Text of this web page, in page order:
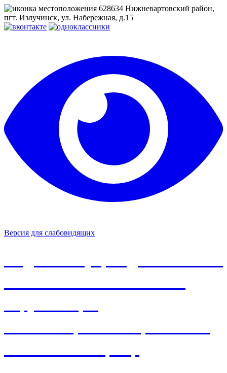
628634 Нижневартовский район,
пгт. Излучинск, ул. Набережная, д.15
Версия для слабовидящих